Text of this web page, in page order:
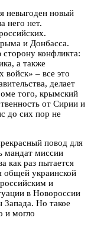
невыгоден новый
него нет.
и Донбасса.
конфликта:
а также
войск» – все это
делает
того, крымский
от Сирии и
до сих пор не
повод для
мандат миссии
раз пытается
общей украинской
и
в Новороссии
Но такое
и могло